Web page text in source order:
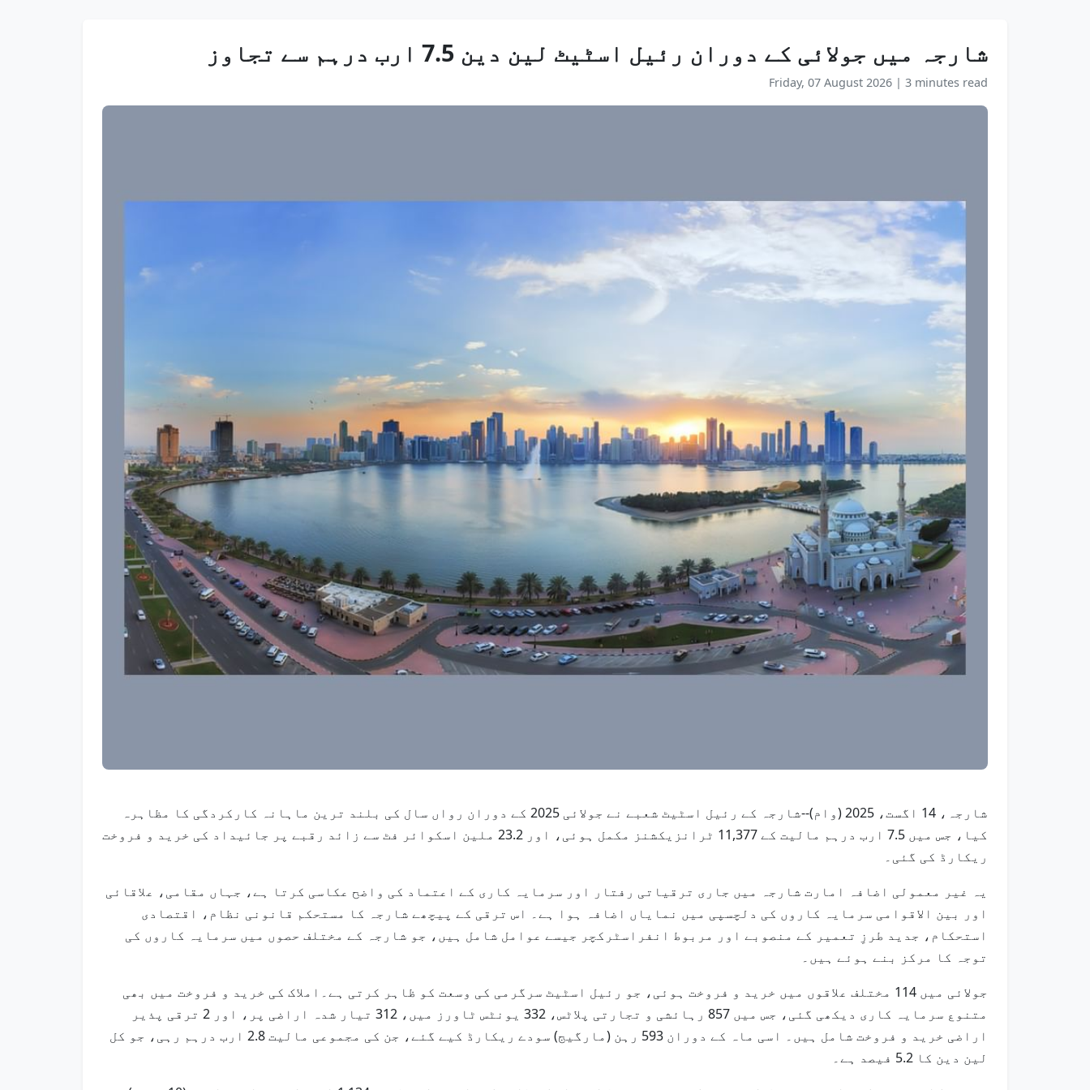
شارجہ میں جولائی کے دوران رئیل اسٹیٹ لین دین 7.5 ارب درہم سے تجاوز
Friday, 07 August 2026 | 3 minutes read
شارجہ، 14 اگست، 2025 (وام)--شارجہ کے رئیل اسٹیٹ شعبے نے جولائی 2025 کے دوران رواں سال کی بلند ترین ماہانہ کارکردگی کا مظاہرہ
کیا، جس میں 7.5 ارب درہم مالیت کے 11,377 ٹرانزیکشنز مکمل ہوئی، اور 23.2 ملین اسکوائر فٹ سے زائد رقبے پر جائیداد کی خرید و فروخت
ریکارڈ کی گئی۔
یہ غیر معمولی اضافہ امارت شارجہ میں جاری ترقیاتی رفتار اور سرمایہ کاری کے اعتماد کی واضح عکاسی کرتا ہے، جہاں مقامی، علاقائی
اور بین الاقوامی سرمایہ کاروں کی دلچسپی میں نمایاں اضافہ ہوا ہے۔ اس ترقی کے پیچھے شارجہ کا مستحکم قانونی نظام، اقتصادی
استحکام، جدید طرزِ تعمیر کے منصوبے اور مربوط انفراسٹرکچر جیسے عوامل شامل ہیں، جو شارجہ کے مختلف حصوں میں سرمایہ کاروں کی
توجہ کا مرکز بنے ہوئے ہیں۔
جولائی میں 114 مختلف علاقوں میں خرید و فروخت ہوئی، جو رئیل اسٹیٹ سرگرمی کی وسعت کو ظاہر کرتی ہے۔املاک کی خرید و فروخت میں بھی
متنوع سرمایہ کاری دیکھی گئی، جس میں 857 رہائشی و تجارتی پلاٹس، 332 یونٹس ٹاورز میں، 312 تیار شدہ اراضی پر، اور 2 ترقی پذیر
اراضی خرید و فروخت شامل ہیں۔ اسی ماہ کے دوران 593 رہن (مارگیج) سودے ریکارڈ کیے گئے، جن کی مجموعی مالیت 2.8 ارب درہم رہی، جو کل
لین دین کا 5.2 فیصد ہے۔